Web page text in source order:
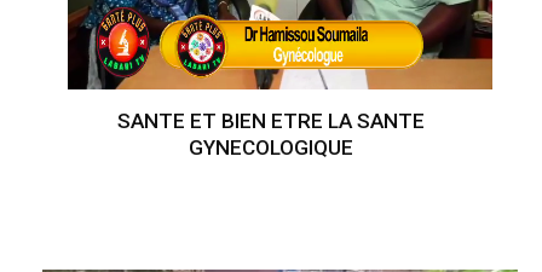
SANTE ET BIEN ETRE LA SANTE
GYNECOLOGIQUE